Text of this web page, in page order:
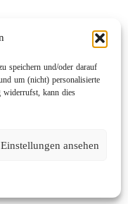
speichern und/oder darauf
um (nicht) personalisierte
widerrufst, kann dies
Einstellungen ansehen